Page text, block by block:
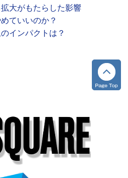
大がもたらした影響
ていいのか？
インパクトは？